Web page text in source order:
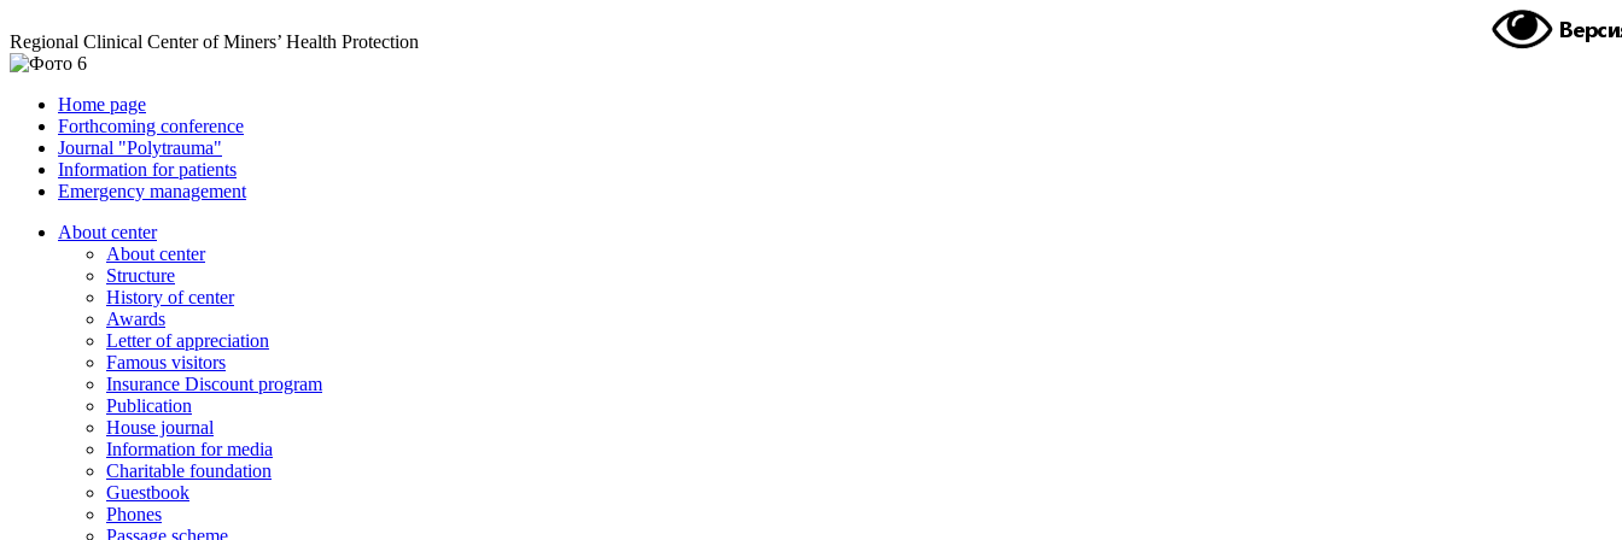
Regional Clinical Center of Miners’ Health Protection
Home page
Forthcoming conference
Journal "Polytrauma"
Information for patients
Emergency management
About center
About center
Structure
History of center
Awards
Letter of appreciation
Famous visitors
Insurance Discount program
Publication
House journal
Information for media
Charitable foundation
Guestbook
Phones
Passage scheme